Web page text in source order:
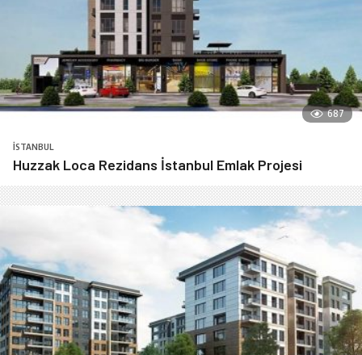
687
İSTANBUL
Huzzak Loca Rezidans İstanbul Emlak Projesi